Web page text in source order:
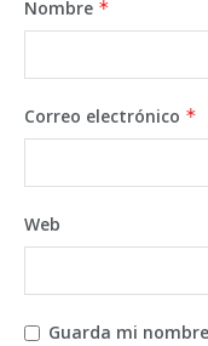
Nombre *
Correo electrónico *
Web
Guarda mi